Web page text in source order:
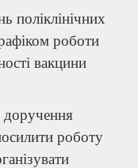
поліклінічних
роботи
вакцини
доручення
роботу